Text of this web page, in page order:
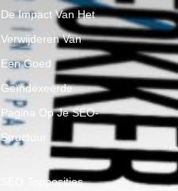
De Impact Van Het
Verwijderen Van
Een Goed
Geïndexeerde
Pagina Op Je SEO-
Structuur
SEO Topposities